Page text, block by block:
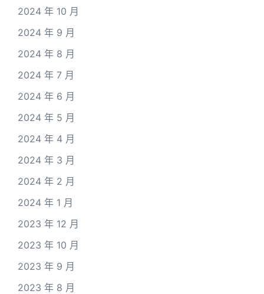
2024 年 10 月
2024 年 9 月
2024 年 8 月
2024 年 7 月
2024 年 6 月
2024 年 5 月
2024 年 4 月
2024 年 3 月
2024 年 2 月
2024 年 1 月
2023 年 12 月
2023 年 10 月
2023 年 9 月
2023 年 8 月